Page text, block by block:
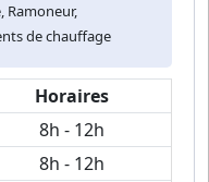
Ramoneur,
de chauffage
Horaires
8h - 12h
8h - 12h